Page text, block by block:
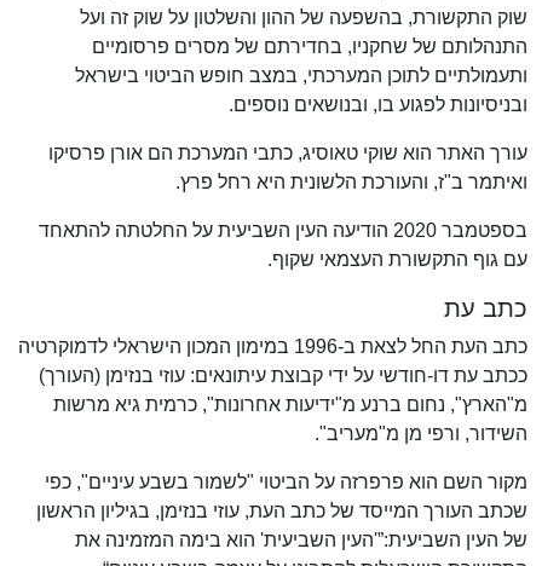
שוק התקשורת, בהשפעה של ההון והשלטון על שוק זה ועל
התנהלותם של שחקניו, בחדירתם של מסרים פרסומיים
ותעמולתיים לתוכן המערכתי, במצב חופש הביטוי בישראל
ובניסיונות לפגוע בו, ובנושאים נוספים.
עורך האתר הוא שוקי טאוסיג, כתבי המערכת הם אורן פרסיקו
ואיתמר ב"ז, והעורכת הלשונית היא רחל פרץ.
בספטמבר 2020 הודיעה העין השביעית על החלטתה להתאחד
עם גוף התקשורת העצמאי שקוף.
כתב עת
כתב העת החל לצאת ב-1996 במימון המכון הישראלי לדמוקרטיה
ככתב עת דו-חודשי על ידי קבוצת עיתונאים: עוזי בנזימן (העורך)
מ"הארץ", נחום ברנע מ"ידיעות אחרונות", כרמית גיא מרשות
השידור, ורפי מן מ"מעריב".
מקור השם הוא פרפרזה על הביטוי "לשמור בשבע עיניים", כפי
שכתב העורך המייסד של כתב העת, עוזי בנזימן, בגיליון הראשון
של העין השביעית:”'העין השביעית' הוא בימה המזמינה את